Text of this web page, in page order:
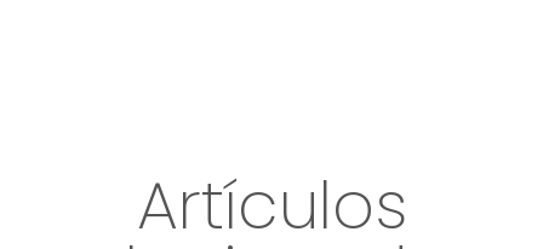
Artículos